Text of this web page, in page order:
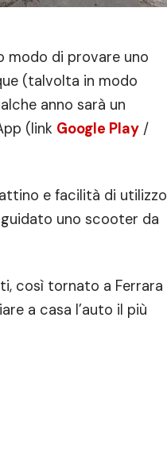
modo di provare uno
(talvolta in modo
anno sarà un
(link Google Play/
e facilità di utilizzo
uno scooter da
così tornato a Ferrara
a casa l’auto il più